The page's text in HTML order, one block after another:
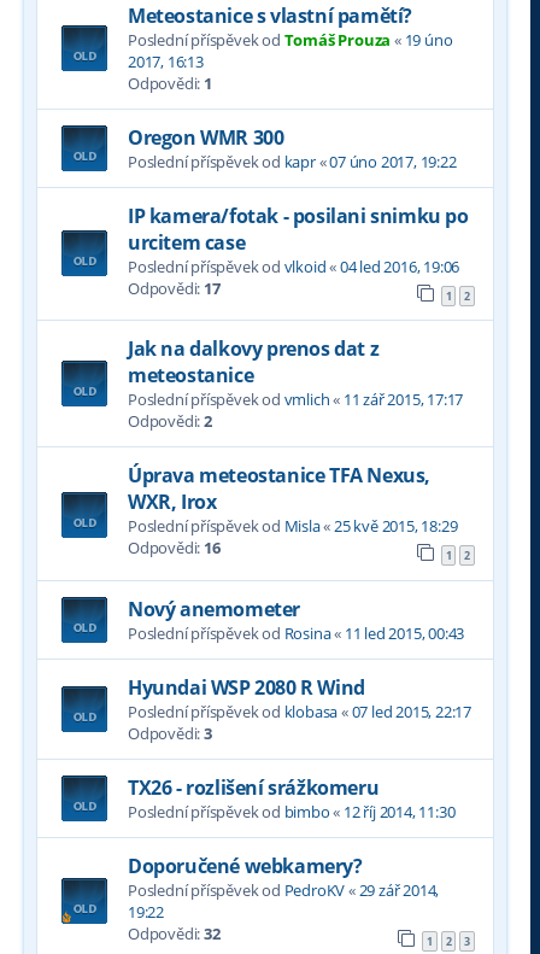
Meteostanice s vlastní pamětí?
Poslední příspěvek od Tomáš Prouza « 19 úno
2017, 16:13
Odpovědi: 1
Oregon WMR 300
Poslední příspěvek od kapr«07 úno 2017, 19:22
IP kamera/fotak - posilani snimku po
urcitem case
Poslední příspěvek od vlkoid«04 led 2016, 19:06
Odpovědi: 17 1 2
Jak na dalkovy prenos dat z
meteostanice
Poslední příspěvek od vmlich« 11 zář 2015, 17:17
Odpovědi:2
Úprava meteostanice TFA Nexus,
WXR, Irox
Poslední příspěvek od Misla«25 kvě 2015, 18:29
Odpovědi: 16 1 2
Nový anemometer
Poslední příspěvek od Rosina« 11 led 2015, 00:43
Hyundai WSP 2080 R Wind
Poslední příspěvek od klobasa«07 led 2015, 22:17
Odpovědi:3
TX26 - rozlišení srážkomeru
Poslední příspěvek od bimbo« 12 říj 2014, 11:30
Doporučené webkamery?
Poslední příspěvek od PedroKV«29 zář 2014,
19:22
Odpovědi:32 1 2 3